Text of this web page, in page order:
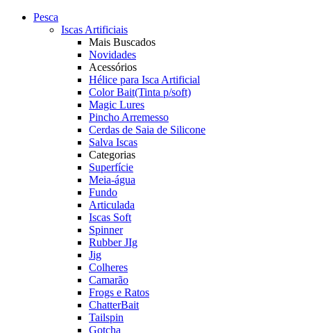
Pesca
Iscas Artificiais
Mais Buscados
Novidades
Acessórios
Hélice para Isca Artificial
Color Bait(Tinta p/soft)
Magic Lures
Pincho Arremesso
Cerdas de Saia de Silicone
Salva Iscas
Categorias
Superfície
Meia-água
Fundo
Articulada
Iscas Soft
Spinner
Rubber JIg
Jig
Colheres
Camarão
Frogs e Ratos
ChatterBait
Tailspin
Gotcha